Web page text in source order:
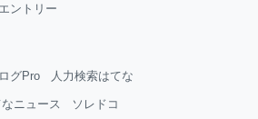
ントリー
グPro 人力検索はてな
ニュース ソレドコ